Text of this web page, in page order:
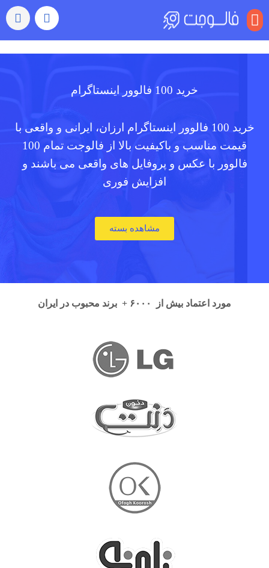
منو
خرید 100 فالوور اینستاگرام
خرید 100 فالوور اینستاگرام ارزان، ایرانی و واقعی با
قیمت مناسب و باکیفیت بالا از فالوجت تمام 100
فالوور با عکس و پروفایل های واقعی می باشند و
افزایش فوری
مشاهده بسته
مورد اعتماد بیش از ۶۰۰۰ + برند محبوب در ایران